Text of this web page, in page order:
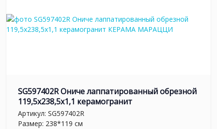
SG597402R Ониче лаппатированный обрезной
119,5x238,5x1,1 керамогранит
Артикул: SG597402R
Размер: 238*119 см